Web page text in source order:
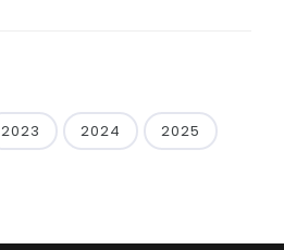
2023 2024 2025